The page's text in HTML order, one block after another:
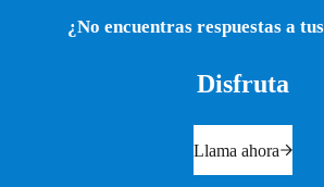
¿No encuentras respuestas a
Disfruta
Llama ahora